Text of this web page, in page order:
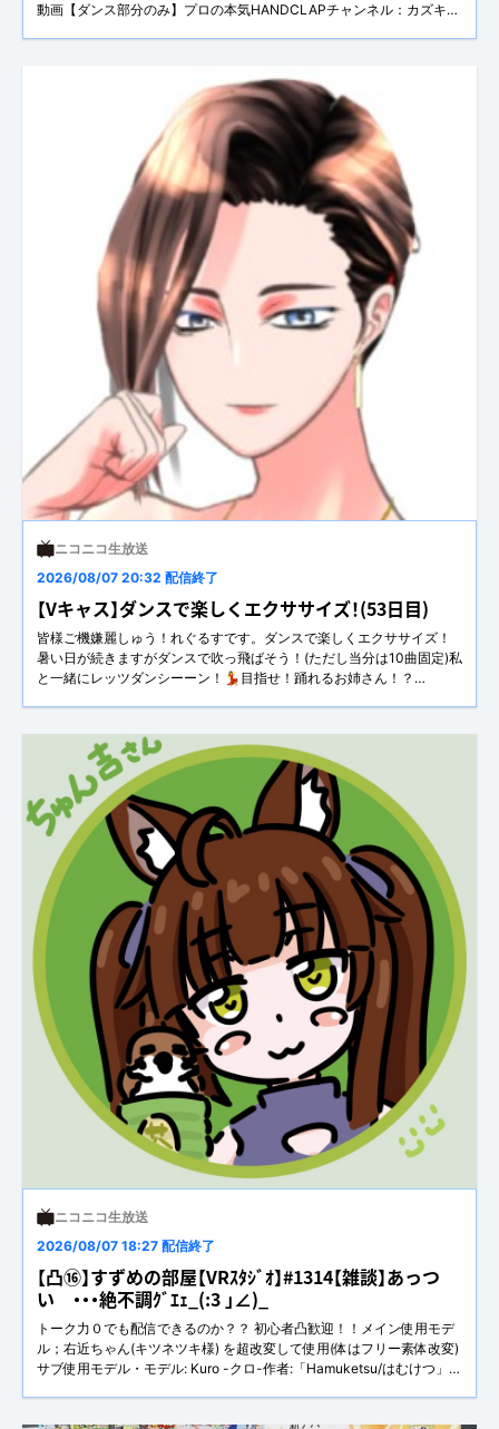
動画【ダンス部分のみ】プロの本気HANDCLAPチャンネル：カズキの
ニコニコ生放送
2026/08/07 20:32 配信終了
【Vキャス】ダンスで楽しくエクササイズ！(53日目)
皆様ご機嫌麗しゅう！れぐるすです。ダンスで楽しくエクササイズ！
暑い日が続きますがダンスで吹っ飛ばそう！(ただし当分は10曲固定)私
と一緒にレッツダンシーーン！💃目指せ！踊れるお姉さん！？
ニコニコ生放送
2026/08/07 18:27 配信終了
【凸⑯】すずめの部屋【VRｽﾀｼﾞｵ】#1314【雑談】あっつ
い ・・・絶不調ｸﾞｴｪ_(:3 」∠)_
トーク力０でも配信できるのか？？ 初心者凸歓迎！！メイン使用モデ
ル；右近ちゃん(キツネツキ様) を超改変して使用(体はフリー素体改変)
サブ使用モデル・モデル: Kuro -クロ-作者:「Hamuketsu/はむけつ」